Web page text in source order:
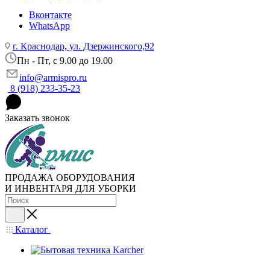
Вконтакте
WhatsApp
г. Краснодар, ул. Дзержинского,92
Пн - Пт, c 9.00 до 19.00
info@armispro.ru
8 (918) 233-35-23
Заказать звонок
ПРОДАЖА ОБОРУДОВАНИЯ
И ИНВЕНТАРЯ ДЛЯ УБОРКИ
Каталог